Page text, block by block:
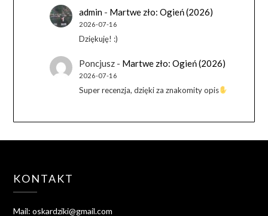
admin - Martwe zło: Ogień (2026)
2026-07-16
Dziękuję! :)
Poncjusz - Martwe zło: Ogień (2026)
2026-07-16
Super recenzja, dzięki za znakomity opis
KONTAKT
Mail: oskardziki@gmail.com